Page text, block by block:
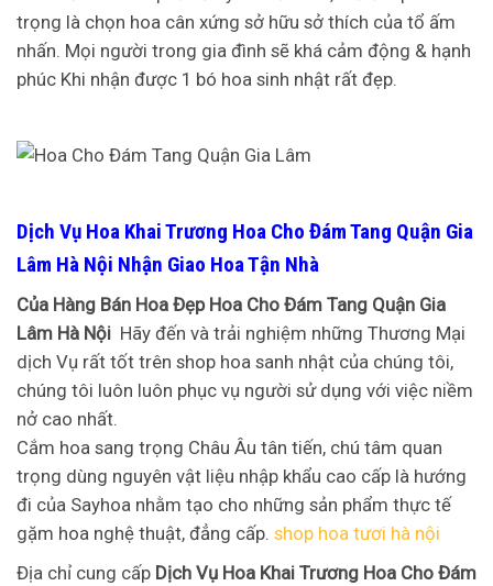
trọng là chọn hoa cân xứng sở hữu sở thích của tổ ấm
nhấn. Mọi người trong gia đình sẽ khá cảm động & hạnh
phúc Khi nhận được 1 bó hoa sinh nhật rất đẹp.
Dịch Vụ Hoa Khai Trương Hoa Cho Đám Tang Quận Gia
Lâm Hà Nội Nhận Giao Hoa Tận Nhà
Của Hàng Bán Hoa Đẹp Hoa Cho Đám Tang Quận Gia
Lâm Hà Nội Hãy đến và trải nghiệm những Thương Mại
dịch Vụ rất tốt trên shop hoa sanh nhật của chúng tôi,
chúng tôi luôn luôn phục vụ người sử dụng với việc niềm
nở cao nhất.
Cắm hoa sang trọng Châu Âu tân tiến, chú tâm quan
trọng dùng nguyên vật liệu nhập khẩu cao cấp là hướng
đi của Sayhoa nhằm tạo cho những sản phẩm thực tế
gặm hoa nghệ thuật, đẳng cấp. shop hoa tươi hà nội
Địa chỉ cung cấp Dịch Vụ Hoa Khai Trương Hoa Cho Đám